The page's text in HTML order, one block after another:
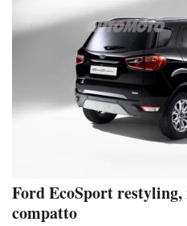
Ford EcoSport
compatto